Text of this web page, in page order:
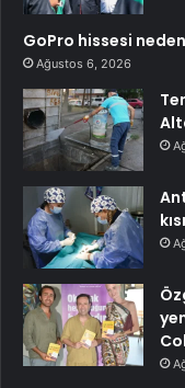
GoPro hissesi
Ağustos 6, 2026